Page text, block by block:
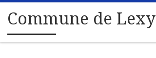
Passer au contenu
Commune de Lexy